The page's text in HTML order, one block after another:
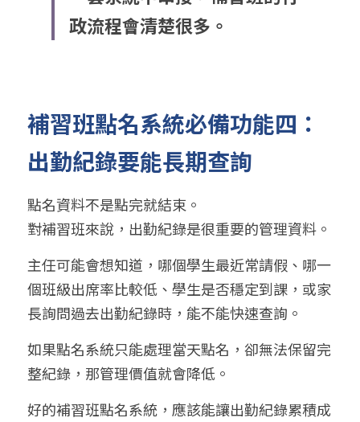
政流程會清楚很多。
補習班點名系統必備功能四：
出勤紀錄要能長期查詢
點名資料不是點完就結束。
對補習班來說，出勤紀錄是很重要的管理資料。
主任可能會想知道，哪個學生最近常請假、哪一
個班級出席率比較低、學生是否穩定到課，或家
長詢問過去出勤紀錄時，能不能快速查詢。
如果點名系統只能處理當天點名，卻無法保留完
整紀錄，那管理價值就會降低。
好的補習班點名系統，應該能讓出勤紀錄累積成